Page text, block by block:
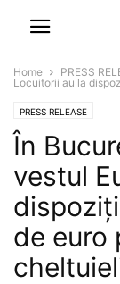
Home PRESS
Locuitorii au la
PRESS RELEASE
În
vestul
de euro